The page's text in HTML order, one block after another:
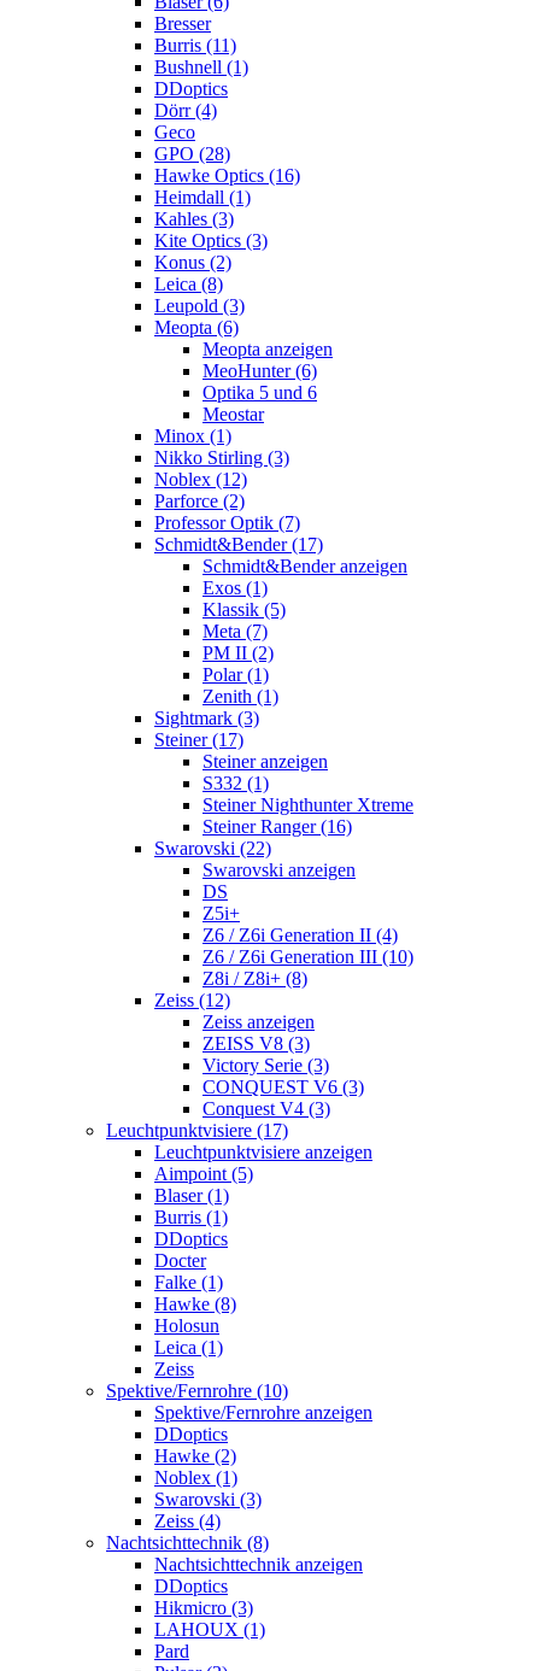
Bresser
Burris (11)
Bushnell (1)
DDoptics
Dörr (4)
Geco
GPO (28)
Hawke Optics (16)
Heimdall (1)
Kahles (3)
Kite Optics (3)
Konus (2)
Leica (8)
Leupold (3)
Meopta (6)
Meopta anzeigen
MeoHunter (6)
Optika 5 und 6
Meostar
Minox (1)
Nikko Stirling (3)
Noblex (12)
Parforce (2)
Professor Optik (7)
Schmidt&Bender (17)
Schmidt&Bender anzeigen
Exos (1)
Klassik (5)
Meta (7)
PM II (2)
Polar (1)
Zenith (1)
Sightmark (3)
Steiner (17)
Steiner anzeigen
S332 (1)
Steiner Nighthunter Xtreme
Steiner Ranger (16)
Swarovski (22)
Swarovski anzeigen
DS
Z5i+
Z6 / Z6i Generation II (4)
Z6 / Z6i Generation III (10)
Z8i / Z8i+ (8)
Zeiss (12)
Zeiss anzeigen
ZEISS V8 (3)
Victory Serie (3)
CONQUEST V6 (3)
Conquest V4 (3)
Leuchtpunktvisiere (17)
Leuchtpunktvisiere anzeigen
Aimpoint (5)
Blaser (1)
Burris (1)
DDoptics
Docter
Falke (1)
Hawke (8)
Holosun
Leica (1)
Zeiss
Spektive/Fernrohre (10)
Spektive/Fernrohre anzeigen
DDoptics
Hawke (2)
Noblex (1)
Swarovski (3)
Zeiss (4)
Nachtsichttechnik (8)
Nachtsichttechnik anzeigen
DDoptics
Hikmicro (3)
LAHOUX (1)
Pard